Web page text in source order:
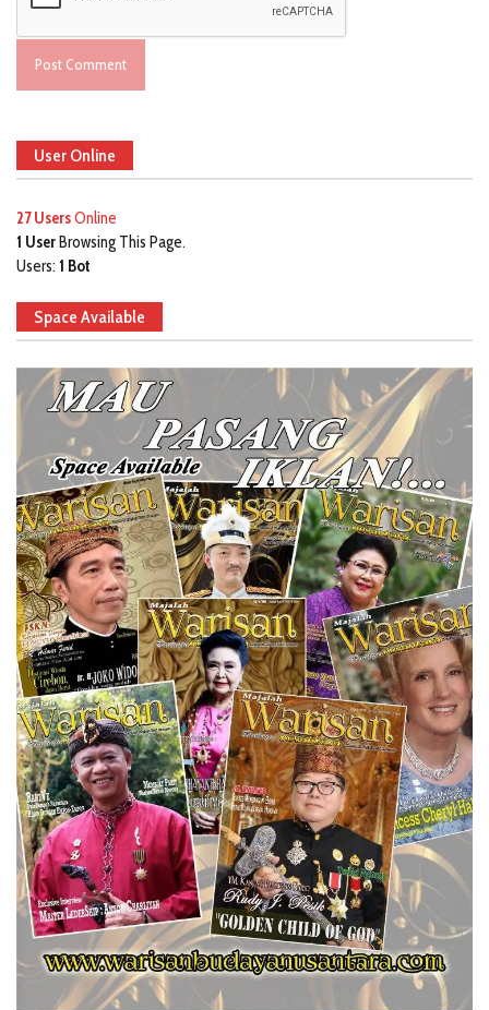
User Online
27 UsersOnline
1 UserBrowsing This Page.
Users: 1 Bot
Space Available